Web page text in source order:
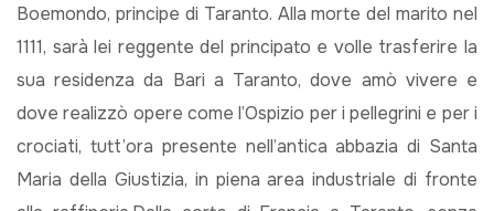
Boemondo, principe di Taranto. Alla morte del marito nel
1111, sarà lei reggente del principato e volle trasferire la
sua residenza da Bari a Taranto, dove amò vivere e
dove realizzò opere come l’Ospizio per i pellegrini e per i
crociati, tutt’ora presente nell’antica abbazia di Santa
Maria della Giustizia, in piena area industriale di fronte